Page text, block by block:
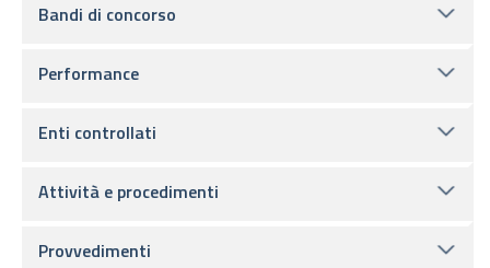
Bandi di concorso
Performance
Enti controllati
Attività e procedimenti
Provvedimenti